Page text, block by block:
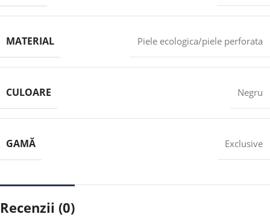
MATERIAL Piele ecologica/piele perforata
CULOARE Negru
GAMĂ Exclusive
Recenzii (0)